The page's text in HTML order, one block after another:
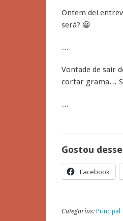
Ontem dei
será? 😀
…
Vontade de sair
cortar grama…
…
Gostou
Facebook
Categorias: Principal